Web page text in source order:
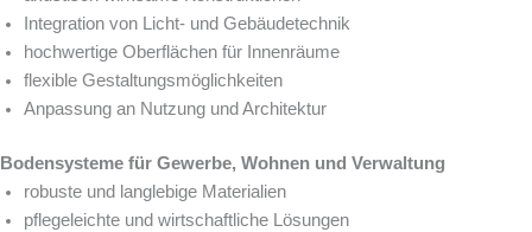
Integration von Licht- und Gebäudetechnik
hochwertige Oberflächen für Innenräume
flexible Gestaltungsmöglichkeiten
Anpassung an Nutzung und Architektur
Bodensysteme für Gewerbe, Wohnen und Verwaltung
robuste und langlebige Materialien
pflegeleichte und wirtschaftliche Lösungen